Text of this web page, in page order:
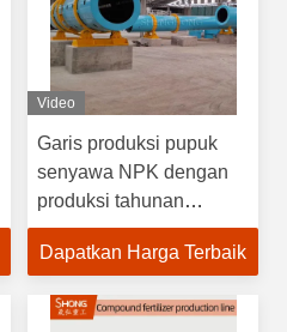
Video
Garis produksi pupuk
senyawa NPK dengan
produksi tahunan
100.000 ton untuk
butiran berbentuk bola 1-
Dapatkan Harga Terbaik